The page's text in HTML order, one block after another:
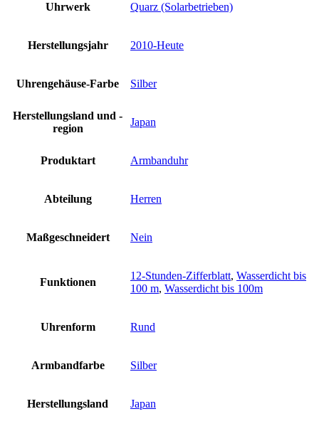
Uhrwerk Quarz (Solarbetrieben)
Herstellungsjahr 2010-Heute
Uhrengehäuse-Farbe Silber
Herstellungsland und -
region
Japan
Produktart Armbanduhr
Abteilung Herren
Maßgeschneidert Nein
Funktionen
12-Stunden-Zifferblatt, Wasserdicht bis
100 m, Wasserdicht bis 100m
Uhrenform Rund
Armbandfarbe Silber
Herstellungsland Japan